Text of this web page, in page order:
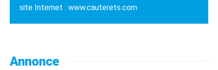
site Internet : www.cauterets.com
Annonce